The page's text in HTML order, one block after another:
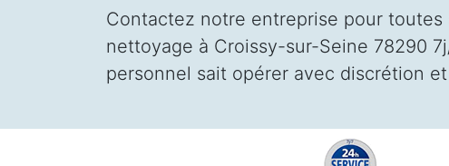
Contactez notre entreprise pour toutes
nettoyage à Croissy-sur-Seine 78290
personnel sait opérer avec discrétion